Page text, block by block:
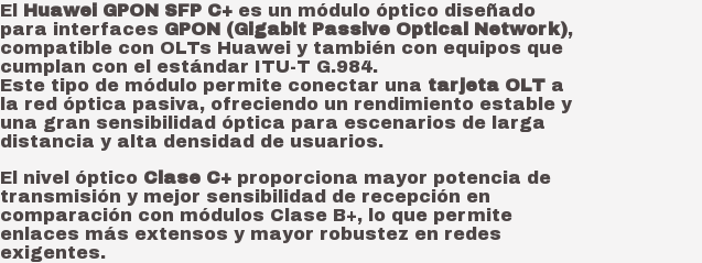
El Huawei GPON SFP C+ es un módulo óptico diseñado
para interfaces GPON (Gigabit Passive Optical Network),
compatible con OLTs Huawei y también con equipos que
cumplan con el estándar ITU-T G.984.
Este tipo de módulo permite conectar una tarjeta OLT a
la red óptica pasiva, ofreciendo un rendimiento estable y
una gran sensibilidad óptica para escenarios de larga
distancia y alta densidad de usuarios.
El nivel óptico Clase C+ proporciona mayor potencia de
transmisión y mejor sensibilidad de recepción en
comparación con módulos Clase B+, lo que permite
enlaces más extensos y mayor robustez en redes
exigentes.